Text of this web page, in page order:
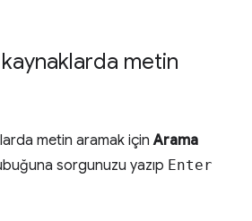
metin
metin aramak içinArama
sorgunuzu yazıp Enter